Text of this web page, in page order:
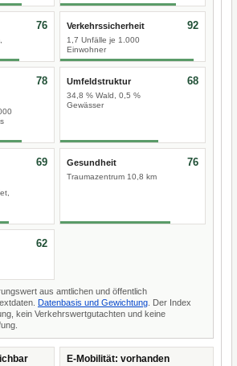
76 Verkehrssicherheit
1,7 Unfälle je 1.000
Einwohner
92
78 Umfeldstruktur
34,8 % Wald, 0,5 %
Gewässer
68
69 Gesundheit
Traumazentrum 10,8 km
76
62
aus amtlichen und öffentlich
Datenbasis und Gewichtung . Der Index
kein Verkehrswertgutachten und keine
E-Mobilität: vorhanden